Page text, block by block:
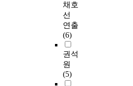
채호
선
연출
(6)
권석
원
(5)